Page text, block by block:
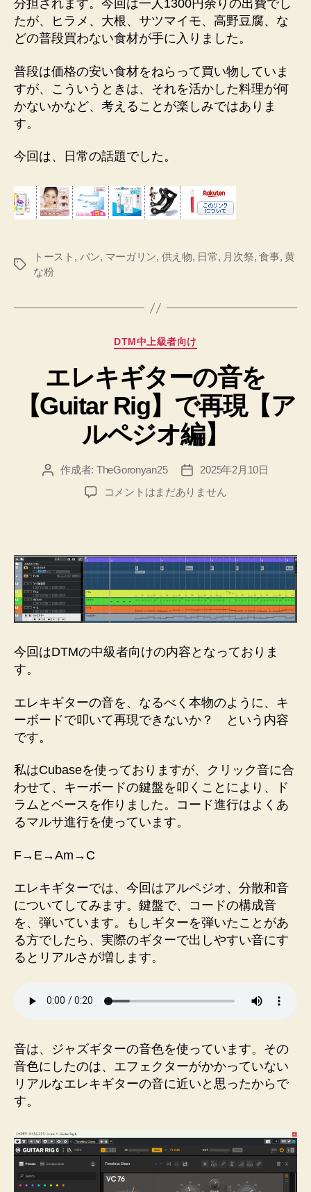
分担されます。今回は一人1300円余りの出費でし
たが、ヒラメ、大根、サツマイモ、高野豆腐、な
どの普段買わない食材が手に入りました。
普段は価格の安い食材をねらって買い物していま
すが、こういうときは、それを活かした料理が何
かないかなど、考えることが楽しみではありま
す。
今回は、日常の話題でした。
タ
トースト , パン, マーガリン, 供え物, 日常, 月次祭,食事,黄
な粉
カ
ゴ
リ
ー
DTM中上級者向け
エレキギターの音を
【Guitar Rig】で再現【ア
ルペジオ編】
投 作成者: TheGoronyan25
投
稿
日
2025年2月10日
エ
音
を
Rig】
で
【ア
ル
オ
編】
へ
の
コメントはまだありません
今回はDTMの中級者向けの内容となっておりま
す。
エレキギターの音を、なるべく本物のように、キ
ーボードで叩いて再現できないか？ という内容
です。
私はCubaseを使っておりますが、クリック音に合
わせて、キーボードの鍵盤を叩くことにより、ド
ラムとベースを作りました。コード進行はよくあ
るマルサ進行を使っています。
F→E→Am→C
エレキギターでは、今回はアルペジオ、分散和音
についてしてみます。鍵盤で、コードの構成音
を、弾いています。もしギターを弾いたことがあ
る方でしたら、実際のギターで出しやすい音にす
るとリアルさが増します。
音は、ジャズギターの音色を使っています。その
音色にしたのは、エフェクターがかかっていない
リアルなエレキギターの音に近いと思ったからで
す。